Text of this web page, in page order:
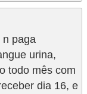
paga
urina,
todo mês com
dia 16, e